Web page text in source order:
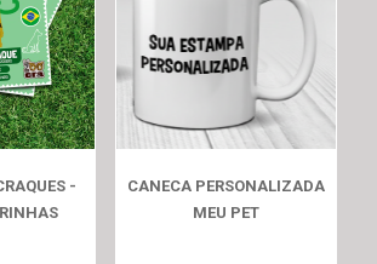
-
CANECA PERSONALIZADA
MEU PET